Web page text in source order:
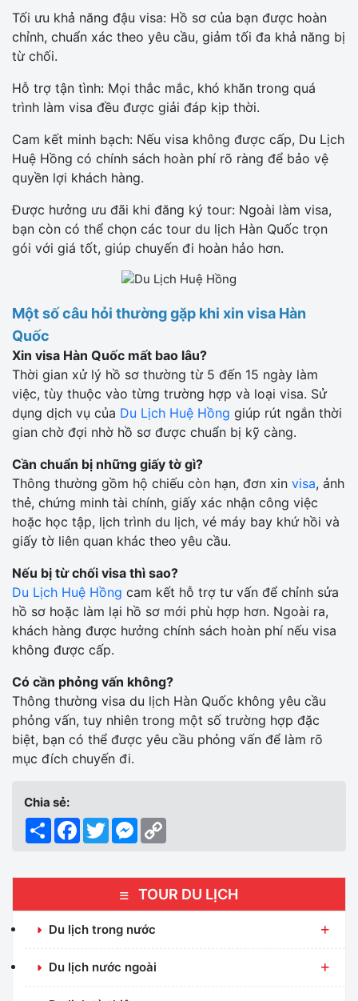
Tối ưu khả năng đậu visa: Hồ sơ của bạn được hoàn
chỉnh, chuẩn xác theo yêu cầu, giảm tối đa khả năng bị
từ chối.
Hỗ trợ tận tình: Mọi thắc mắc, khó khăn trong quá
trình làm visa đều được giải đáp kịp thời.
Cam kết minh bạch: Nếu visa không được cấp, Du Lịch
Huệ Hồng có chính sách hoàn phí rõ ràng để bảo vệ
quyền lợi khách hàng.
Được hưởng ưu đãi khi đăng ký tour: Ngoài làm visa,
bạn còn có thể chọn các tour du lịch Hàn Quốc trọn
gói với giá tốt, giúp chuyến đi hoàn hảo hơn.
Một số câu hỏi thường gặp khi xin visa Hàn
Quốc
Xin visa Hàn Quốc mất bao lâu?
Thời gian xử lý hồ sơ thường từ 5 đến 15 ngày làm
việc, tùy thuộc vào từng trường hợp và loại visa. Sử
dụng dịch vụ của Du Lịch Huệ Hồng giúp rút ngắn thời
gian chờ đợi nhờ hồ sơ được chuẩn bị kỹ càng.
Cần chuẩn bị những giấy tờ gì?
Thông thường gồm hộ chiếu còn hạn, đơn xin visa, ảnh
thẻ, chứng minh tài chính, giấy xác nhận công việc
hoặc học tập, lịch trình du lịch, vé máy bay khứ hồi và
giấy tờ liên quan khác theo yêu cầu.
Nếu bị từ chối visa thì sao?
Du Lịch Huệ Hồng cam kết hỗ trợ tư vấn để chỉnh sửa
hồ sơ hoặc làm lại hồ sơ mới phù hợp hơn. Ngoài ra,
khách hàng được hưởng chính sách hoàn phí nếu visa
không được cấp.
Có cần phỏng vấn không?
Thông thường visa du lịch Hàn Quốc không yêu cầu
phỏng vấn, tuy nhiên trong một số trường hợp đặc
biệt, bạn có thể được yêu cầu phỏng vấn để làm rõ
mục đích chuyến đi.
Chia sẻ:
ShareFacebook
TwitterMessenger
TOUR DU LỊCH
Du lịch trong nước
Du lịch nước ngoài